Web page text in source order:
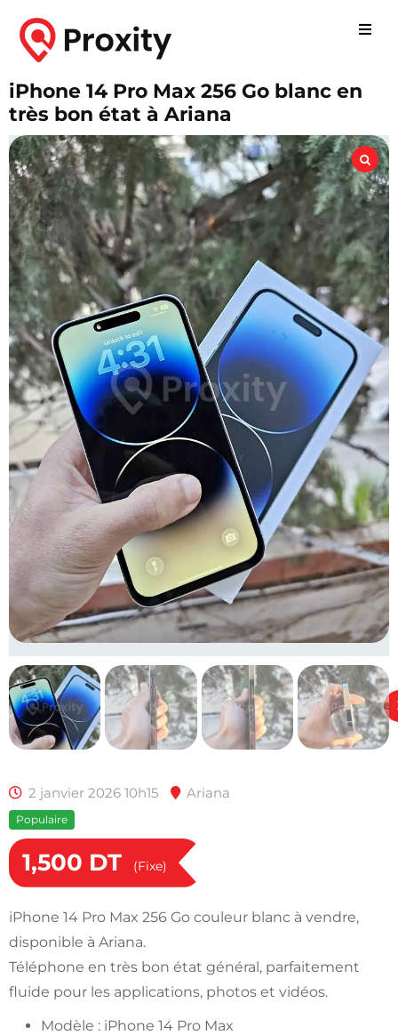
iPhone 14 Pro Max 256 Go blanc en
très bon état à Ariana
2 janvier 2026 10h15 Ariana
Populaire
1,500 DT (Fixe)
iPhone 14 Pro Max 256 Go couleur blanc à vendre,
disponible à Ariana.
Téléphone en très bon état général, parfaitement
fluide pour les applications, photos et vidéos.
Modèle : iPhone 14 Pro Max